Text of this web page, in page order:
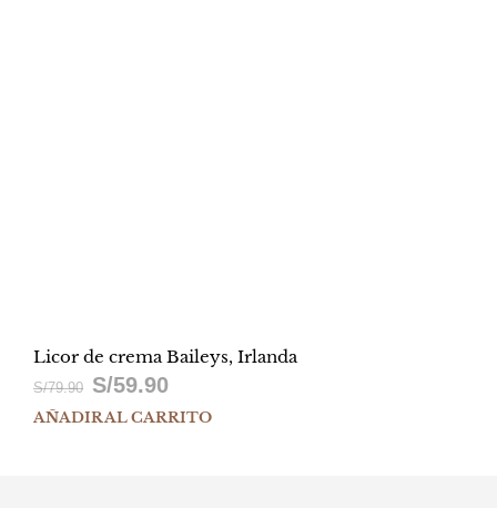
Licor de crema Baileys, Irlanda
S/79.90 El
precio
S/59.90El
precio
AÑADIR AL CARRITO